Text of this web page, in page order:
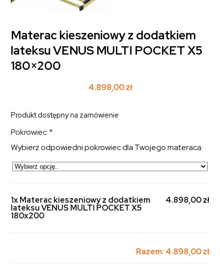
Materac kieszeniowy z dodatkiem
lateksu VENUS MULTI POCKET X5
180×200
4.898,00zł
Produkt dostępny na zamówienie
Pokrowiec *
Wybierz odpowiedni pokrowiec dla Twojego materaca:
1x Materac kieszeniowy z dodatkiem
lateksu VENUS MULTI POCKET X5
180x200
4.898,00 zł
Razem: 4.898,00 zł